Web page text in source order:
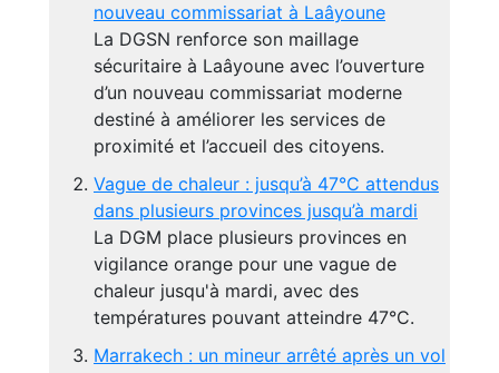
nouveau commissariat à Laâyoune
La DGSN renforce son maillage
sécuritaire à Laâyoune avec l’ouverture
d’un nouveau commissariat moderne
destiné à améliorer les services de
proximité et l’accueil des citoyens.
Vague de chaleur : jusqu’à 47°C attendus
dans plusieurs provinces jusqu’à mardi
La DGM place plusieurs provinces en
vigilance orange pour une vague de
chaleur jusqu'à mardi, avec des
températures pouvant atteindre 47°C.
Marrakech : un mineur arrêté après un vol